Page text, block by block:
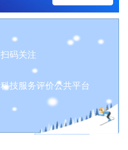
扫码关注
科技服务评价公共平台